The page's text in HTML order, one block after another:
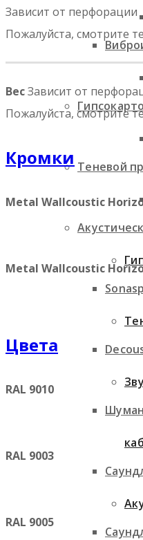
Теневой
Зависит от перфорации
Пожалуйста, смотрите
ВесЗависит от
Пожалуйста, смотрите
Кромки
Metal Wallcoustic
Metal Wallcoustic
Цвета
RAL 9010
RAL 9003
RAL 9005